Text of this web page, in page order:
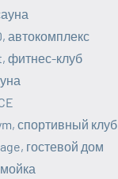
автокомплекс
фитнес-клуб
спортивный клуб
гостевой дом